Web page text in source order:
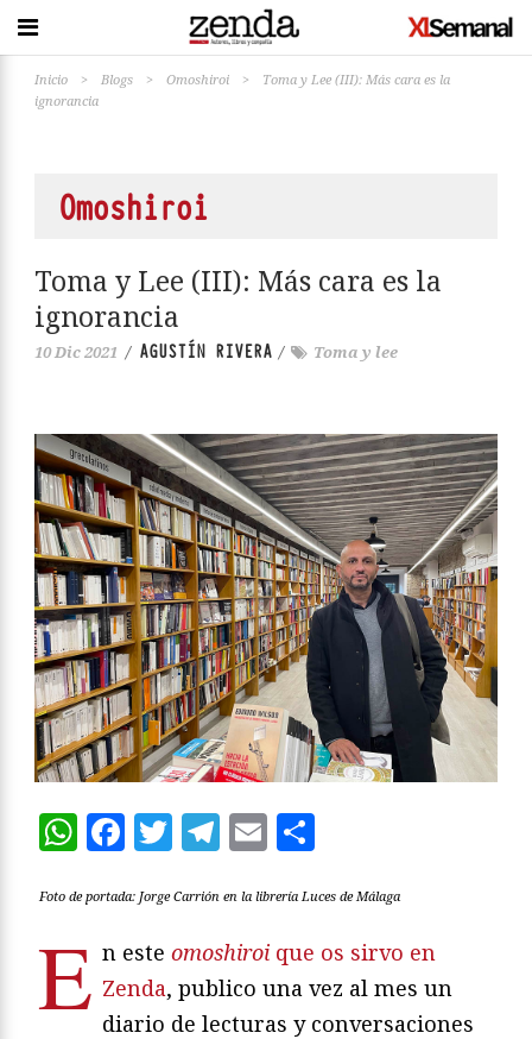
Inicio > Blogs > Omoshiroi >
Toma y Lee (III): Más cara es la
ignorancia
Omoshiroi
Toma y Lee (III): Más cara es la
ignorancia
10 Dic 2021 / AGUSTÍN RIVERA / Toma y lee
WhatsApp
Facebook
Twitter
Telegram
Email
Foto de portada: Jorge Carrión en la librería Luces de Málaga
E n este omoshiroi que os sirvo en
Zenda, publico una vez al mes un
diario de lecturas y conversaciones